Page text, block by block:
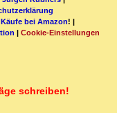
Käufe bei Amazon! |
| Cookie-Einstellungen
schreiben!